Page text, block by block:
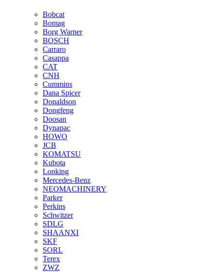
Bobcat
Bomag
Borg Warner
BOSCH
Carraro
Casappa
CAT
CNH
Cummins
Dana Spicer
Donaldson
Dongfeng
Doosan
Dynapac
HOWO
JCB
KOMATSU
Kubota
Lonking
Mercedes-Benz
NEOMACHINERY
Parker
Perkins
Schwitzer
SDLG
SHAANXI
SKF
SORL
Terex
ZWZ